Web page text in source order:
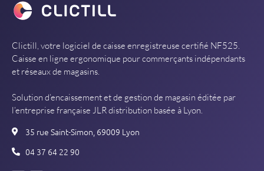
Clictill, votre logiciel de caisse enregistreuse certifié NF525.
Caisse en ligne ergonomique pour commerçants indépendants
et réseaux de magasins.
Solution d’encaissement et de gestion de magasin éditée par
l’entreprise française JLR distribution basée à Lyon.
35 rue Saint-Simon, 69009 Lyon
04 37 64 22 90